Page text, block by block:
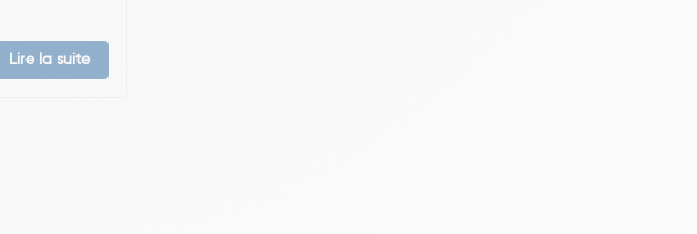
Lire la suite